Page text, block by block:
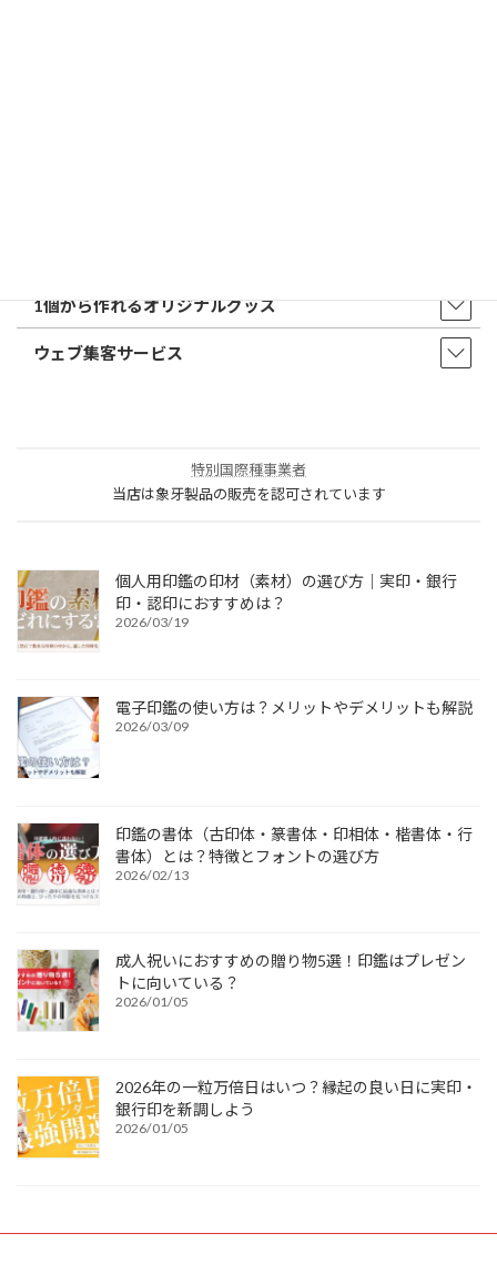
1個から作れるオリジナルグッズ
ウェブ集客サービス
特別国際種事業者
当店は象牙製品の販売を認可されています
個人用印鑑の印材（素材）の選び方｜実印・銀行
印・認印におすすめは？
2026/03/19
電子印鑑の使い方は？メリットやデメリットも解説
2026/03/09
印鑑の書体（古印体・篆書体・印相体・楷書体・行
書体）とは？特徴とフォントの選び方
2026/02/13
成人祝いにおすすめの贈り物5選！印鑑はプレゼン
トに向いている？
2026/01/05
2026年の一粒万倍日はいつ？縁起の良い日に実印・
銀行印を新調しよう
2026/01/05